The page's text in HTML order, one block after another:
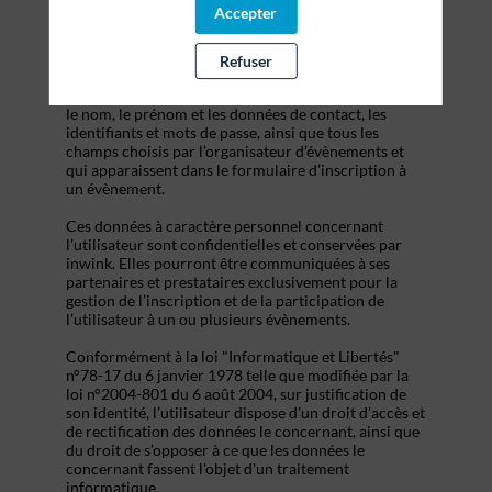
évènement, et de consulter les informations relatives
à l’organisation pratique et logistique d’un
le nom, le prénom et les données de contact, les
identifiants et mots de passe, ainsi que tous les
champs choisis par l’organisateur d’évènements et
qui apparaissent dans le formulaire d’inscription à
un évènement.
Ces données à caractère personnel concernant
l’utilisateur sont confidentielles et conservées par
inwink. Elles pourront être communiquées à ses
partenaires et prestataires exclusivement pour la
gestion de l’inscription et de la participation de
l’utilisateur à un ou plusieurs évènements.
Conformément à la loi "Informatique et Libertés"
n°78-17 du 6 janvier 1978 telle que modifiée par la
loi n°2004-801 du 6 août 2004, sur justification de
son identité, l’utilisateur dispose d'un droit d'accès et
de rectification des données le concernant, ainsi que
du droit de s’opposer à ce que les données le
concernant fassent l'objet d'un traitement
informatique
Accepter
Refuser